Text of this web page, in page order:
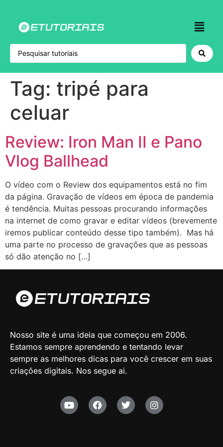
Tag: tripé para
celuar
Review: Iron Man II e Pano
Vlog Ballhead
O vídeo com o Review dos equipamentos está no fim
da página. Gravação de vídeos em época de pandemia
é tendência. Muitas pessoas procurando informações
na internet de como gravar e editar vídeos (brevemente
iremos publicar conteúdo desse tipo também). Mas há
uma parte no processo de gravações que as pessoas
só dão atenção no […]
Nosso site é uma ideia que começou em 2006.
Estamos sempre aprendendo e tentando levar
sempre as melhores dicas para você crescer em suas
criações digitais. Nos segue ai.